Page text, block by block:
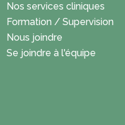
Nos services cliniques
Formation / Supervision
Nous joindre
Se joindre à l'équipe